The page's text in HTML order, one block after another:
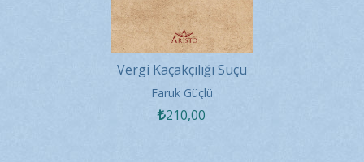
Vergi Kaçakçılığı Suçu
Faruk Güçlü
210,00